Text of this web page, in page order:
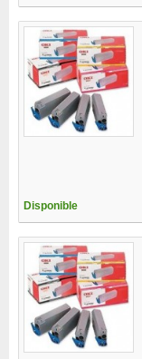
Disponible